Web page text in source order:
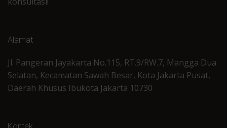
Alamat
Jl. Pangeran Jayakarta No.115, RT.9/RW.7, Mangga Dua
Selatan, Kecamatan Sawah Besar, Kota Jakarta Pusat,
Daerah Khusus Ibukota Jakarta 10730